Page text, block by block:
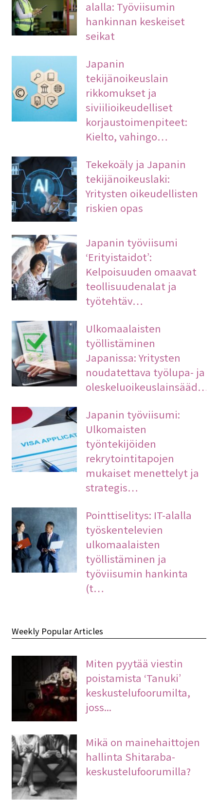
alalla: Työviisumin
hankinnan keskeiset
seikat
Japanin
tekijänoikeuslain
rikkomukset ja
siviilioikeudelliset
korjaustoimenpiteet:
Kielto, vahingo…
Tekekoäly ja Japanin
tekijänoikeuslaki:
Yritysten oikeudellisten
riskien opas
Japanin työviisumi
‘Erityistaidot’:
Kelpoisuuden omaavat
teollisuudenalat ja
työtehtäv…
Ulkomaalaisten
työllistäminen
Japanissa: Yritysten
noudatettava työlupa- ja
oleskeluoikeuslainsääd…
Japanin työviisumi:
Ulkomaisten
työntekijöiden
rekrytointitapojen
mukaiset menettelyt ja
strategis…
Pointtiselitys: IT-alalla
työskentelevien
ulkomaalaisten
työllistäminen ja
työviisumin hankinta
(t…
Weekly Popular Articles
Miten pyytää viestin
poistamista ‘Tanuki’
keskustelufoorumilta,
joss...
Mikä on mainehaittojen
hallinta Shitaraba-
keskustelufoorumilla?